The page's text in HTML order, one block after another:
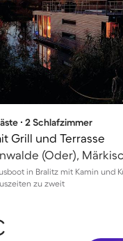
∙ 2 Schlafzimmer
Grill und Terrasse
in Bralitz mit Kamin und
zu zweit